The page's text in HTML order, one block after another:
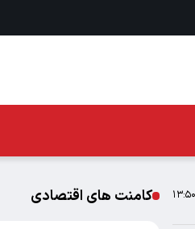
کامنت های اقتصادی